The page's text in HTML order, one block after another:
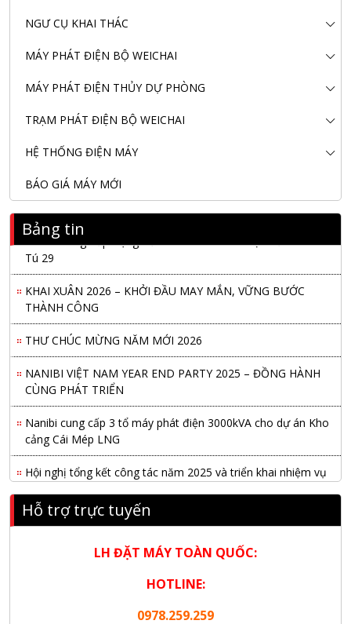
NGƯ CỤ KHAI THÁC
MÁY PHÁT ĐIỆN BỘ WEICHAI
MÁY PHÁT ĐIỆN THỦY DỰ PHÒNG
TRẠM PHÁT ĐIỆN BỘ WEICHAI
HỆ THỐNG ĐIỆN MÁY
BÁO GIÁ MÁY MỚI
Bảng tin
Nanibi Cung Cấp Động Cơ Weichai Cho Tàu Vận Tải Minh
Tú 29
KHAI XUÂN 2026 – KHỞI ĐẦU MAY MẮN, VỮNG BƯỚC
THÀNH CÔNG
THƯ CHÚC MỪNG NĂM MỚI 2026
NANIBI VIỆT NAM YEAR END PARTY 2025 – ĐỒNG HÀNH
CÙNG PHÁT TRIỂN
Nanibi cung cấp 3 tổ máy phát điện 3000kVA cho dự án Kho
cảng Cái Mép LNG
Hội nghị tổng kết công tác năm 2025 và triển khai nhiệm vụ
năm 2026 do chi hội tàu du lịch Hạ Long
NANIBI khai trương văn phòng Ninh Bình & kỷ niệm 15 năm
Nanibi Cung Cấp Động Cơ Weichai Cho Tàu Vận Tải Minh
Hỗ trợ trực tuyến
LH ĐẶT MÁY TOÀN QUỐC:
HOTLINE:
0978.259.259